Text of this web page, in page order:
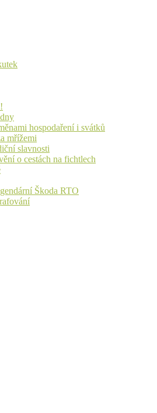
hospodaření i svátků
mřížemi
slavnosti
o cestách na fichtlech
Škoda RTO